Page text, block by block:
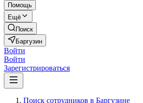
Помощь
Ещё
Поиск
Баргузин
Войти
Войти
Зарегистрироваться
Поиск сотрудников в Баргузине